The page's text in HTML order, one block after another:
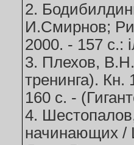
2.
И.Смирнов;
2000. - 157 с.:
3. Плехов,
тренинга).
160 с. -
4.
начинающих /